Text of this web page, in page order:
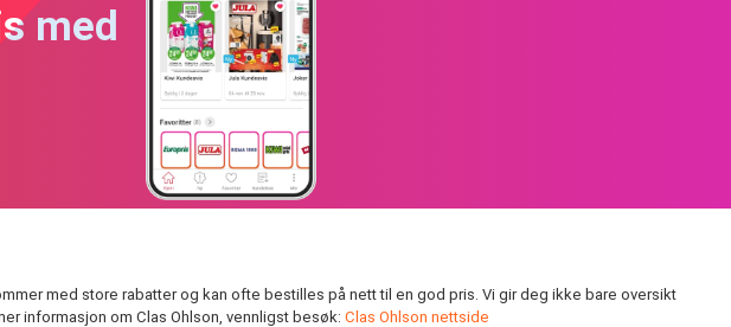
med
med store rabatter og kan ofte bestilles på nett til en god pris. Vi gir deg ikke bare oversikt
informasjon om Clas Ohlson, vennligst besøk: Clas Ohlson nettside